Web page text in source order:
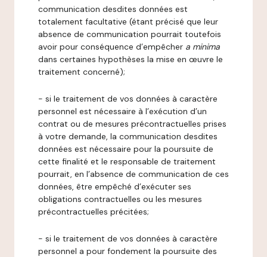
communication desdites données est
totalement facultative (étant précisé que leur
absence de communication pourrait toutefois
avoir pour conséquence d’empêcher a minima
dans certaines hypothèses la mise en œuvre le
traitement concerné);
- si le traitement de vos données à caractère
personnel est nécessaire à l’exécution d’un
contrat ou de mesures précontractuelles prises
à votre demande, la communication desdites
données est nécessaire pour la poursuite de
cette finalité et le responsable de traitement
pourrait, en l’absence de communication de ces
données, être empêché d’exécuter ses
obligations contractuelles ou les mesures
précontractuelles précitées;
- si le traitement de vos données à caractère
personnel a pour fondement la poursuite des